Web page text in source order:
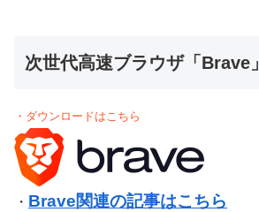
次世代高速ブラウザ「Brave」
・ダウンロードはこちら
・ Brave関連の記事はこちら